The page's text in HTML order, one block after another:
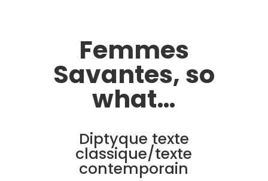
Femmes
Savantes, so
what…
Diptyque texte
classique/texte
contemporain